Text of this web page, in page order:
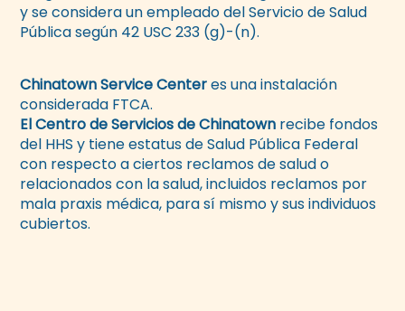
y se considera un empleado del Servicio de Salud
Pública según 42 USC 233 (g)-(n).
Chinatown Service Centeres una instalación
considerada FTCA.
El Centro de Servicios de Chinatown recibe fondos
del HHS y tiene estatus de Salud Pública Federal
con respecto a ciertos reclamos de salud o
relacionados con la salud, incluidos reclamos por
mala praxis médica, para sí mismo y sus individuos
cubiertos.